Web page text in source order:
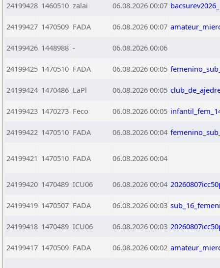
24199428 1460510 zalai 06.08.2026 00:07
24199427 1470509 FADA 06.08.2026 00:07
24199426 1448988 - 06.08.2026 00:06
24199425 1470510 FADA 06.08.2026 00:05
24199424 1470486 LaPl 06.08.2026 00:05
24199423 1470273 Feco 06.08.2026 00:05
24199422 1470510 FADA 06.08.2026 00:04
24199421 1470510 FADA 06.08.2026 00:04
24199420 1470489 ICU06 06.08.2026 00:04
24199419 1470507 FADA 06.08.2026 00:03
24199418 1470489 ICU06 06.08.2026 00:03
24199417 1470509 FADA 06.08.2026 00:02